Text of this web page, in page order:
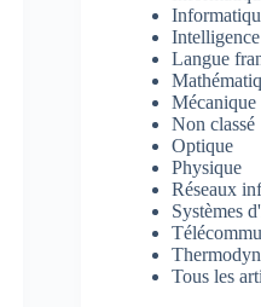
Langue
Mécanique
Non classé
Optique
Physique
Réseaux
Systèmes
Tous les